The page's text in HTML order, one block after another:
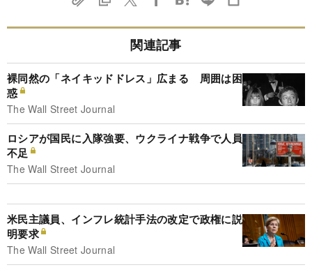
関連記事
裸同然の「ネイキッドドレス」広まる 周囲は困
惑
The Wall Street Journal
ロシアが国民に入隊強要、ウクライナ戦争で人員
不足
The Wall Street Journal
米民主議員、インフレ統計手法の改定で政権に説
明要求
The Wall Street Journal